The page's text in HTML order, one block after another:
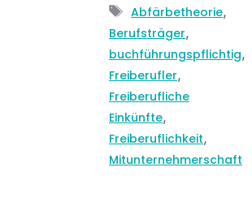
Schlagwörter
Abfärbetheorie,
Berufsträger,
buchführungspflichtig,
Freiberufler,
Freiberufliche
Einkünfte,
Freiberuflichkeit,
Mitunternehmerschaft